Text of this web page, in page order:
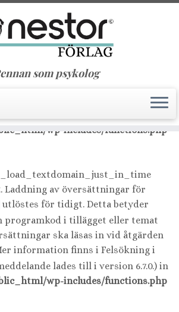
was
loading for the
triggered too early. This is usually an
in the plugin or theme running too
was added in version 6.7.0.) in
wp-includes/functions.php
. Laddning av översättningar för
utlöstes för tidigt. Detta betyder
programkod i tillägget eller temat
ska läsas in vid åtgärden
information finns i Felsökning i
lades till i version 6.7.0.) in
wp-includes/functions.php
som psykolog